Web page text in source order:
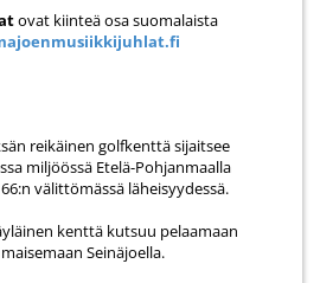
ovat kiinteä osa suomalaista
reikäinen golfkenttä sijaitsee
miljöössä Etelä-Pohjanmaalla
välittömässä läheisyydessä.
kenttä kutsuu pelaamaan
Seinäjoella.